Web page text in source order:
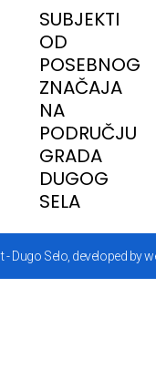
SUBJEKTI
OD
POSEBNOG
ZNAČAJA
NA
PODRUČJU
GRADA
DUGOG
SELA
- Dugo Selo, developed by